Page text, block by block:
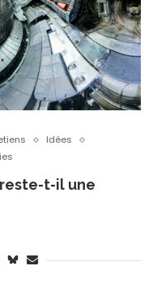
Idées
t-il une